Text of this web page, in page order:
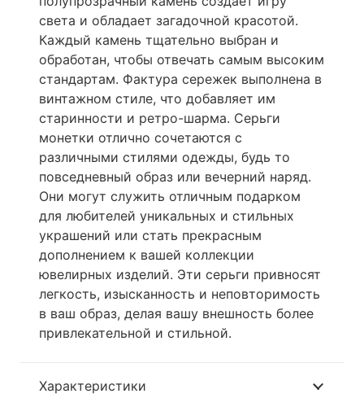
света и обладает загадочной красотой.
Каждый камень тщательно выбран и
обработан, чтобы отвечать самым высоким
стандартам. Фактура сережек выполнена в
винтажном стиле, что добавляет им
старинности и ретро-шарма. Серьги
монетки отлично сочетаются с
различными стилями одежды, будь то
повседневный образ или вечерний наряд.
Они могут служить отличным подарком
для любителей уникальных и стильных
украшений или стать прекрасным
дополнением к вашей коллекции
ювелирных изделий. Эти серьги привносят
легкость, изысканность и неповторимость
в ваш образ, делая вашу внешность более
привлекательной и стильной.
Характеристики